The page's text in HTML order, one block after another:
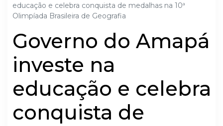
educação e celebra conquista de medalhas na 10ª
Olimpíada Brasileira de Geografia
Governo do Amapá
investe na
educação e celebra
conquista de